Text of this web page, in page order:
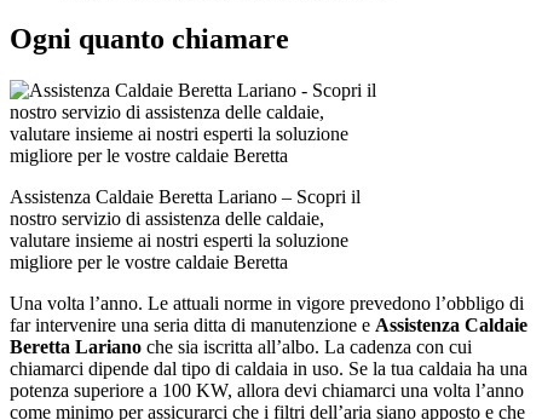
Ogni quanto chiamare
Assistenza Caldaie Beretta Lariano – Scopri il
nostro servizio di assistenza delle caldaie,
valutare insieme ai nostri esperti la soluzione
migliore per le vostre caldaie Beretta
Una volta l’anno. Le attuali norme in vigore prevedono l’obbligo di
far intervenire una seria ditta di manutenzione e Assistenza Caldaie
Beretta Lariano che sia iscritta all’albo. La cadenza con cui
chiamarci dipende dal tipo di caldaia in uso. Se la tua caldaia ha una
potenza superiore a 100 KW, allora devi chiamarci una volta l’anno
come minimo per assicurarci che i filtri dell’aria siano apposto e che